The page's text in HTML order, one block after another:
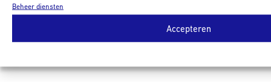
Beheer diensten
Accepteren